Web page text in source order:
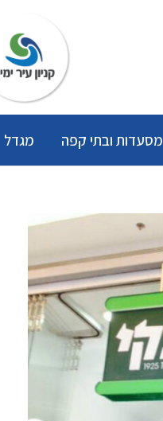
קניון
עיר
ימים
מסעדות ובתי קפה מגדל